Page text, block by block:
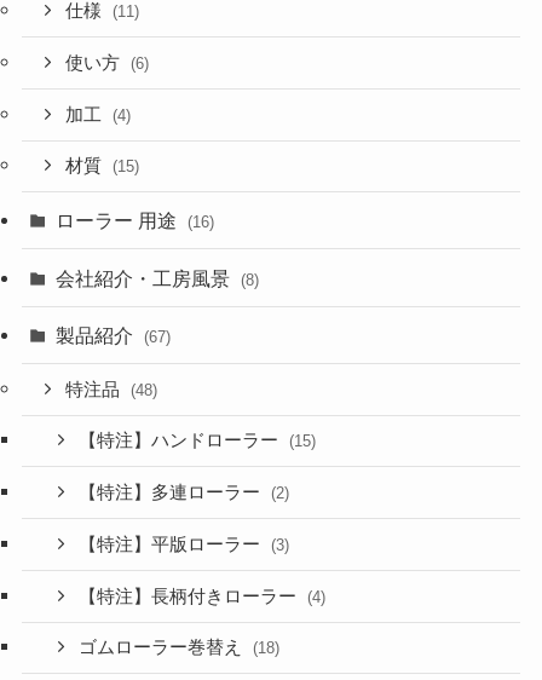
仕様 (11)
使い方 (6)
加工 (4)
材質 (15)
ローラー 用途 (16)
会社紹介・工房風景 (8)
製品紹介 (67)
特注品 (48)
【特注】ハンドローラー (15)
【特注】多連ローラー (2)
【特注】平版ローラー (3)
【特注】長柄付きローラー (4)
ゴムローラー巻替え (18)